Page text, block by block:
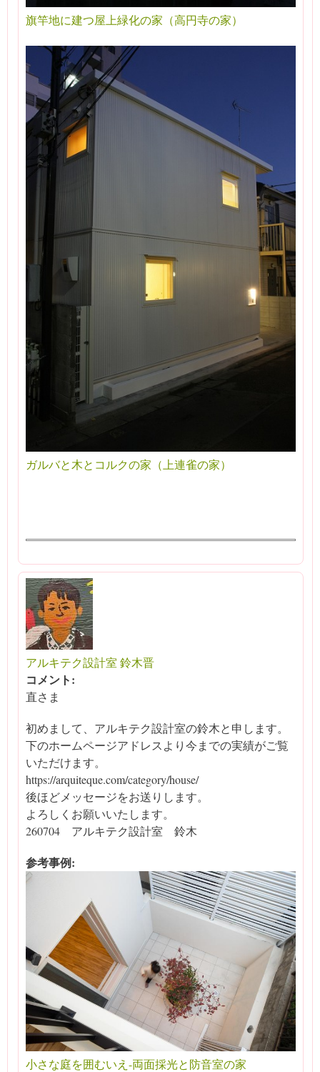
旗竿地に建つ屋上緑化の家（高円寺の家）
ガルバと木とコルクの家（上連雀の家）
アルキテク設計室 鈴木晋
コメント:
直さま
初めまして、アルキテク設計室の鈴木と申します。
下のホームページアドレスより今までの実績がご覧
いただけます。
https://arquiteque.com/category/house/
後ほどメッセージをお送りします。
よろしくお願いいたします。
260704 アルキテク設計室 鈴木
参考事例:
小さな庭を囲むいえ-両面採光と防音室の家